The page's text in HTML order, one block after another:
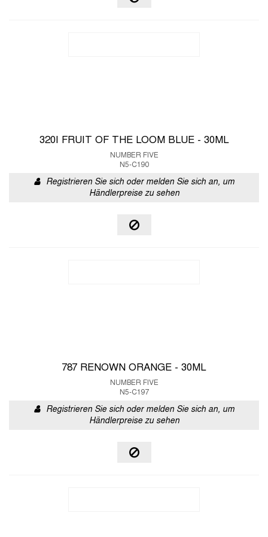
320I FRUIT OF THE LOOM BLUE - 30ML
NUMBER FIVE
N5-C190
Registrieren Sie sich oder melden Sie sich an, um
Händlerpreise zu sehen
787 RENOWN ORANGE - 30ML
NUMBER FIVE
N5-C197
Registrieren Sie sich oder melden Sie sich an, um
Händlerpreise zu sehen